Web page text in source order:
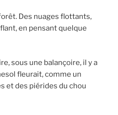
Des nuages flottants,
en pensant quelque
sous une balançoire, il y a
fleurait, comme un
et des piérides du chou